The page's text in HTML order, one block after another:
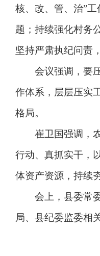
核、改、管、治”
题；持续强化村务
坚持严肃执纪问责
会议强调，要压
作体系，层层压实
格局。
崔卫国强调，农
行动、真抓实干，
体资产资源，持续
会上，县委常委
局、县纪委监委相